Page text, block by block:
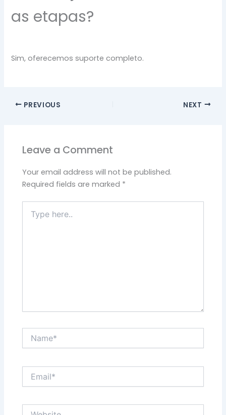
as etapas?
Sim, oferecemos suporte completo.
PREVIOUS NEXT
Leave a Comment
Your email address will not be published.
Required fields are marked *
here..
Name*
Website